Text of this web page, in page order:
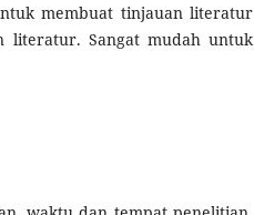
membuat tinjauan literatur
literatur. Sangat mudah untuk